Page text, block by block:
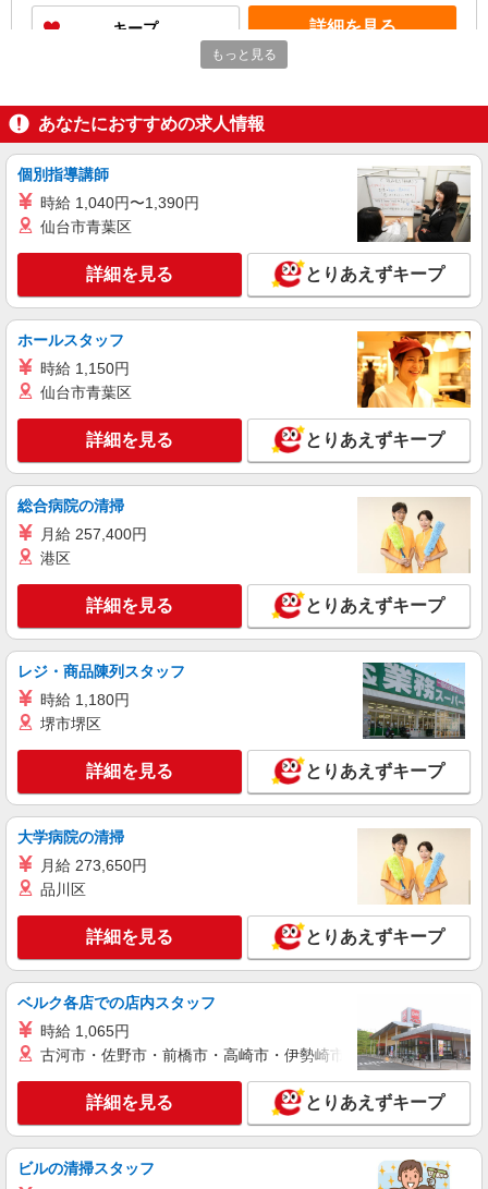
ィブ支給(規定有) ゜・。○。・゜+゜・。○。・゜
+゜
キープ 詳細を見る
【softbank】の携帯販売スタッフ
月給207900円〜260200円（経験・能力によ
る） 資格手当（1〜6万円）賞与年2回（6月・12
月・実績最高5.4カ月分） 未経験から入社半年で
年収400万円以上への昇給実績あり ※残業代支給
+゜・。○。・゜+゜ 入社祝い金10万円支給(規定
有) お友達を紹介頂くと, インセンティブ支給(規定
有) ゜・。○。・゜+゜・。○。・゜+゜
岐阜県大垣市のsoftbankショップ
詳細を見る
紹介予定派遣
株式会社シエロ
【docomo】の携帯販売スタッフ
時給1500円〜 ※残業代支給 ★交通費別途支給
+゜ 入社祝い金10万円支給(規定有) お友達を紹介
頂くと, インセンティブ支給(規定有) ★月2回払
い・週払い可能（規程有）★ ゜・。○。・゜
+゜・。○。・゜+゜
岐阜県大垣市のdocomoショップ
キープ 詳細を見る
派遣社員
株式会社シエロ
時給1600円〜 ※別途インセンティブ、職能評
価制度あり ※残業代支給 ★交通費別途支給（規定
あり） ゜+゜・。○。・゜+゜・。○。・゜+゜ 入
社祝い金10万円支給(規定有) お友達を紹介頂くと,
インセンティブ支給(規定有) ★月2回払い・週払い
可能（規程有）★ ゜・。○。・゜+゜・。○。・゜
岐阜県大垣市のsoftbankショップ
詳細を見る
紹介予定派遣
スマホ携帯販売【エーユー】
月給273200円〜 ※残業手当別途支給 ※研修期
間6か月・時給1550円〜 ★交通費別途支給（規定
詳細を見る
株式会社シエロ
【softbank】の携帯販売スタッフ
月給207900円〜260200円（経験・能力によ
る） 資格手当（1〜6万円）賞与年2回（6月・12
月・実績最高5.4カ月分） 未経験から入社半年で
年収400万円以上への昇給実績あり ※残業代支給
★交通費別途支給（規定あり） ゜+゜・。○。・゜
+゜・。○。・゜+゜ 入社祝い金10万円支給(規定
有) お友達を紹介頂くと, インセンティブ支給(規定
有) ゜・。○。・゜+゜・。○。・゜+゜
岐阜県大垣市のsoftbankショップ
キープ 詳細を見る
紹介予定派遣
もっと見る
あなたにおすすめの求人情報
個別指導講師
時給 1,040円〜1,390円
仙台市青葉区
詳細を見る とりあえずキープ
ホールスタッフ
時給 1,150円
仙台市青葉区
詳細を見る とりあえずキープ
総合病院の清掃
月給 257,400円
港区
詳細を見る とりあえずキープ
レジ・商品陳列スタッフ
時給 1,180円
堺市堺区
詳細を見る とりあえずキープ
大学病院の清掃
月給 273,650円
品川区
詳細を見る とりあえずキープ
ベルク各店での店内スタッフ
時給 1,065円
古河市・佐野市・前橋市・高崎市・伊勢崎市・太田市・館林市
詳細を見る とりあえずキープ
ビルの清掃スタッフ